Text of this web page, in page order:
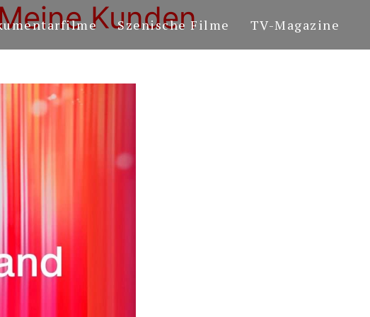
Szenische Filme TV-Magazine
Kunden